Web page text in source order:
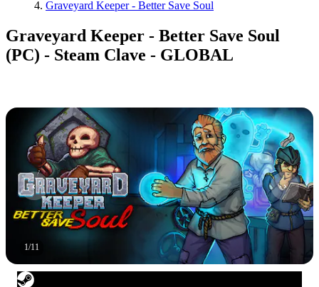
Graveyard Keeper - Better Save Soul
Graveyard Keeper - Better Save Soul
(PC) - Steam Clave - GLOBAL
1/11